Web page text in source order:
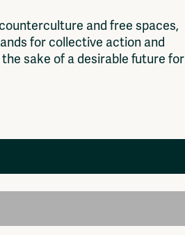
countercu ture and free spaces,
ands for col ective action and
the sake of a desirabl e future for